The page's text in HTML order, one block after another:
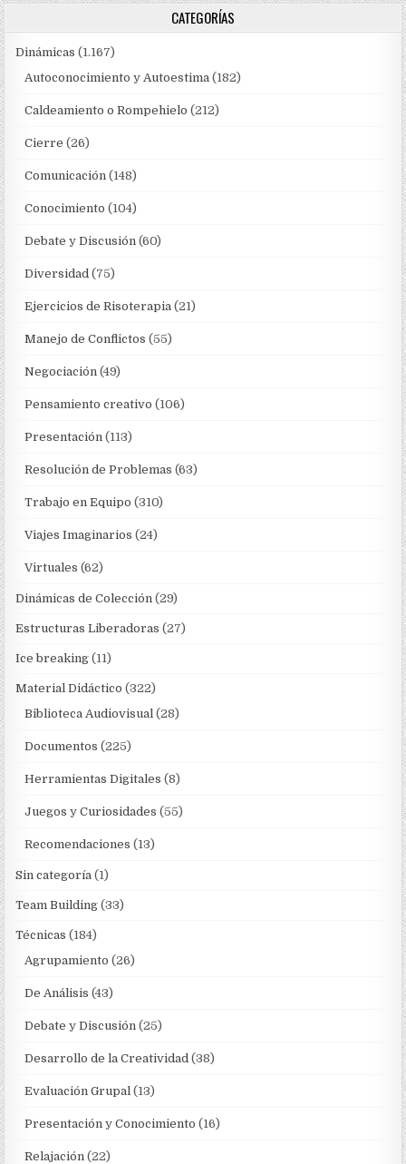
CATEGORÍAS
Dinámicas (1.167)
Autoconocimiento y Autoestima (182)
Caldeamiento o Rompehielo (212)
Cierre (26)
Comunicación (148)
Conocimiento (104)
Debate y Discusión (60)
Diversidad (75)
Ejercicios de Risoterapia (21)
Manejo de Conflictos (55)
Negociación (49)
Pensamiento creativo (106)
Presentación (113)
Resolución de Problemas (63)
Trabajo en Equipo (310)
Viajes Imaginarios (24)
Virtuales (62)
Dinámicas de Colección (29)
Estructuras Liberadoras (27)
Ice breaking (11)
Material Didáctico (322)
Biblioteca Audiovisual (28)
Documentos (225)
Herramientas Digitales (8)
Juegos y Curiosidades (55)
Recomendaciones (13)
Sin categoría (1)
Team Building (33)
Técnicas (184)
Agrupamiento (26)
De Análisis (43)
Debate y Discusión (25)
Desarrollo de la Creatividad (38)
Evaluación Grupal (13)
Presentación y Conocimiento (16)
Relajación (22)